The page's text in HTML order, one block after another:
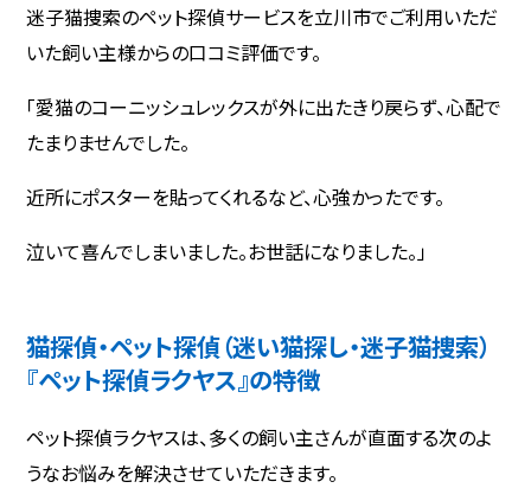
迷子猫捜索のペット探偵サービスを立川市でご利用いただ
いた飼い主様からの口コミ評価です。
「愛猫のコーニッシュレックスが外に出たきり戻らず、心配で
たまりませんでした。
近所にポスターを貼ってくれるなど、心強かったです。
泣いて喜んでしまいました。お世話になりました。」
猫探偵・ペット探偵（迷い猫探し・迷子猫捜索）
『ペット探偵ラクヤス』の特徴
ペット探偵ラクヤスは、多くの飼い主さんが直面する次のよ
うなお悩みを解決させていただきます。